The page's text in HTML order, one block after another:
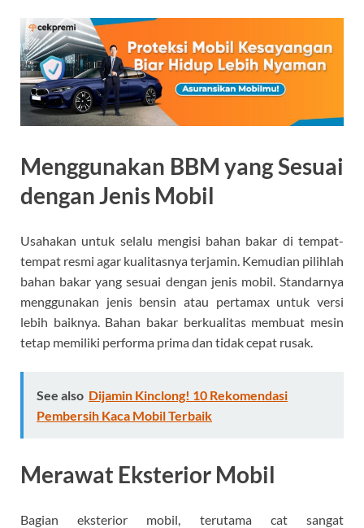
Menggunakan BBM yang Sesuai
dengan Jenis Mobil
Usahakan untuk selalu mengisi bahan bakar di tempat-
tempat resmi agar kualitasnya terjamin. Kemudian pilihlah
bahan bakar yang sesuai dengan jenis mobil. Standarnya
menggunakan jenis bensin atau pertamax untuk versi
lebih baiknya. Bahan bakar berkualitas membuat mesin
tetap memiliki performa prima dan tidak cepat rusak.
See also Dijamin Kinclong! 10 Rekomendasi
Pembersih Kaca Mobil Terbaik
Merawat Eksterior Mobil
Bagian eksterior mobil, terutama cat sangat